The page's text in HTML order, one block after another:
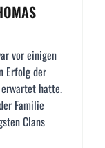
vor einigen
Erfolg der
hatte.
Familie
Clans